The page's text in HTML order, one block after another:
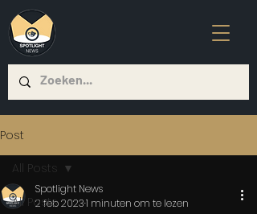
Post
All Posts
All Posts
Spotlight News
2 feb 20231 minuten om te lezen